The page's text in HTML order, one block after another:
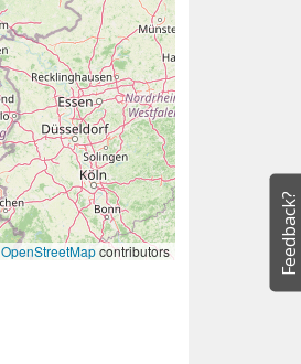
OpenStreetMapcontributors Feedback?